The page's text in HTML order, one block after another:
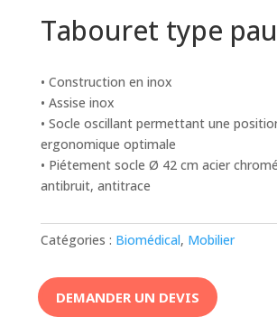
Tabouret type
• Construction en inox
• Assise inox
• Socle oscillant permettant une
ergonomique optimale
• Piétement socle Ø 42 cm acier
antibruit, antitrace
Catégories : Biomédical, Mobilier
DEMANDER UN DEVIS